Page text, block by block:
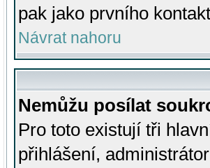
pak jako prvního
Návrat nahoru
Nemůžu posílat
Pro toto existují tři
přihlášení,